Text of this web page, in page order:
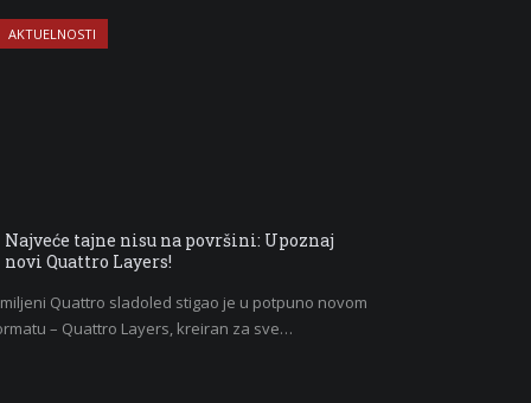
AKTUELNOSTI
Najveće tajne nisu na površini: Upoznaj
novi Quattro Layers!
Quattro sladoled stigao je u potpuno novom
– Quattro Layers, kreiran za sve…